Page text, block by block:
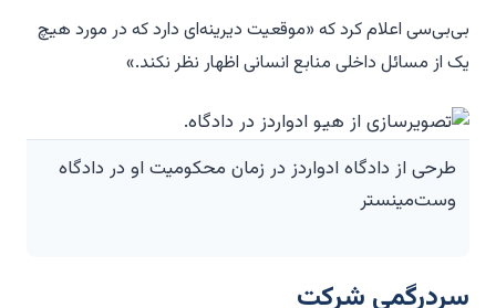
بی‌بی‌سی اعلام کرد که «موقعیت دیرینه‌ای دارد که در مورد هیچ
یک از مسائل داخلی منابع انسانی اظهار نظر نکند.»
طرحی از دادگاه ادواردز در زمان محکومیت او در دادگاه
وست‌مینستر
سردرگمی شرکت